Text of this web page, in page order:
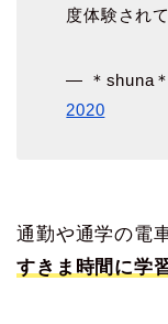
度体験され
— ＊shuna
2020
通勤や通学の電
すきま時間に学